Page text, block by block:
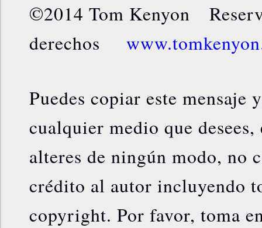
©2014 Tom Kenyon
derechos
Puedes copiar este
cualquier medio que
alteres de ningún modo, no
crédito al autor incluyendo
copyright. Por favor, toma